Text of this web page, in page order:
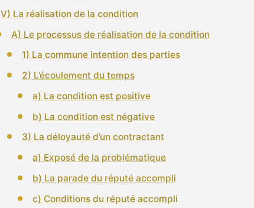
V) La réalisation de la condition
A) Le processus de réalisation de la condition
1) La commune intention des parties
2) L’écoulement du temps
a) La condition est positive
b) La condition est négative
3) La déloyauté d’un contractant
a) Exposé de la problématique
b) La parade du réputé accompli
c) Conditions du réputé accompli